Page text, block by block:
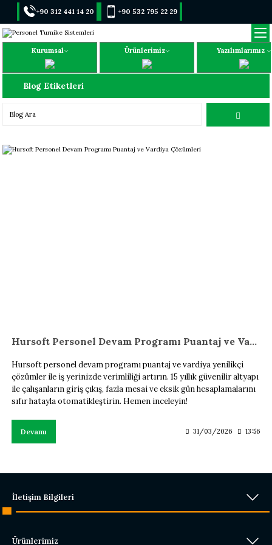
+90 312 441 14 20 +90 532 795 22 29
Kurumsal Ürünlerimiz Yazılımlarımız
Blog Etiketleri
Hursoft Personel Devam Programı Puantaj ve Vardiya Çözümleri
Hursoft personel devam programı puantaj ve vardiya yenilikçi
çözümler ile iş yerinizde verimliliği artırın. 15 yıllık güvenilir altyapı
ile çalışanların giriş çıkış, fazla mesai ve eksik gün hesaplamalarını
sıfır hatayla otomatikleştirin. Hemen inceleyin!
Devamı 31/03/2026 13:56
İletişim Bilgileri
Ürünlerimiz